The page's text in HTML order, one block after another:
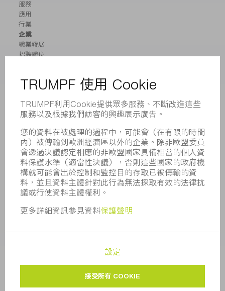
服務
應用
行業
企業
職業發展
招聘職位
業務報告
合規
舉報系統
新聞稿
雜誌
可持續性
環境和氣候
社會和公共事務
企業管理
版本說明 資料保護 版權與商標
一般條款
隱私設定